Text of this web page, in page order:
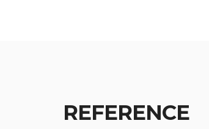
REFERENCE